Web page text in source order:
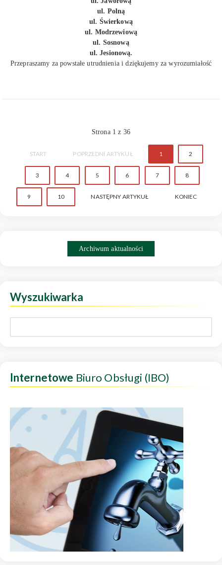
ul. Polną
ul. Świerkową
ul. Modrzewiową
ul. Sosnową
ul. Jesionową.
Przepraszamy za powstałe utrudnienia i dziękujemy za wyrozumiałość
Strona 1 z 36
START POPRZEDNI ARTYKUŁ 1 2
3 4 5 6 7 8
9 10 NASTĘPNY ARTYKUŁ KONIEC
Archiwum aktualności
Wyszukiwarka
Internetowe Biuro Obsługi (IBO)